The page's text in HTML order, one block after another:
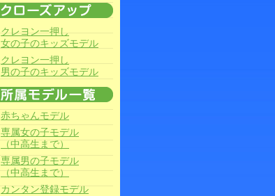
クレヨン一押し
女の子のキッズモデル
クレヨン一押し
男の子のキッズモデル
赤ちゃんモデル
専属女の子モデル
（中高生まで）
専属男の子モデル
（中高生まで）
カンタン登録モデル